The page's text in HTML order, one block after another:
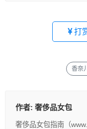
打
香奈
作者: 奢侈品女包
奢侈品女包指南（